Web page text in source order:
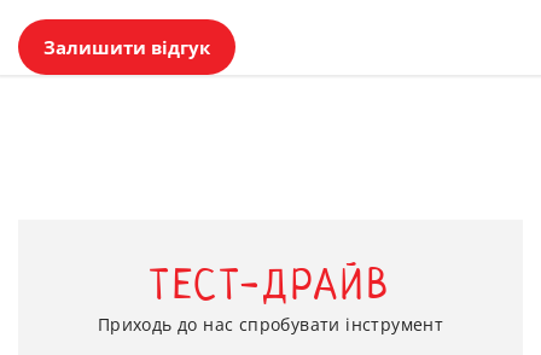
Залишити відгук
ТЕСТ-ДРАЙВ
Приходь до нас спробувати інструмент